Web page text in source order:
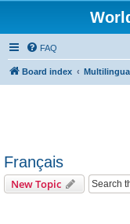
FAQ
Board index
Français
New Topic